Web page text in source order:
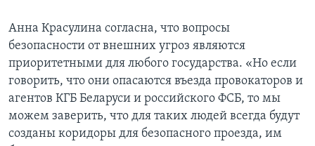
Анна Красулина согласна, что вопросы
безопасности от внешних угроз являются
приоритетными для любого государства. «Но если
говорить, что они опасаются въезда провокаторов и
агентов КГБ Беларуси и российского ФСБ, то мы
можем заверить, что для таких людей всегда будут
созданы коридоры для безопасного проезда, им